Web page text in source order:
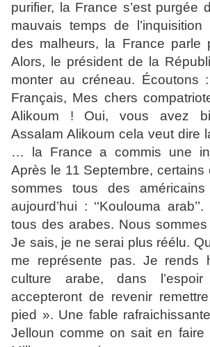
purifier, la France s’est purgée
mauvais temps de
des malheurs, la France parle
Alors, le président de la
monter au créneau. Écoutons
Français, Mes chers
Alikoum ! Oui, vous avez
Assalam Alikoum cela veut dire
… la France a commis une
Après le 11 Septembre, certains
sommes tous des
aujourd’hui : ‘‘Koulouma
tous des arabes. Nous
Je sais, je ne serai plus réélu.
me représente pas. Je rends
culture arabe, dans
accepteront de revenir
pied ». Une fable
Jelloun comme on sait en faire